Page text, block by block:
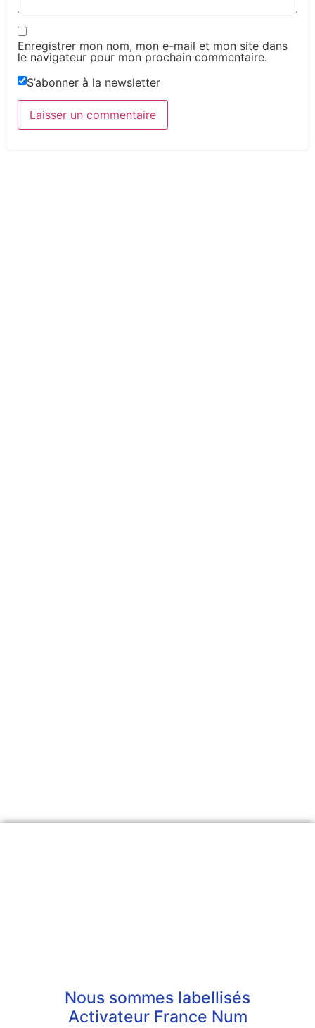
Enregistrer mon nom, mon e-mail et mon site dans
le navigateur pour mon prochain commentaire.
S’abonner à la newsletter
Nous sommes labellisés
Activateur France Num